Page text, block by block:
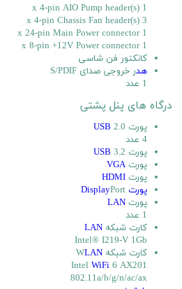
1 x 4-pin AIO Pump header(s)
3 x 4-pin Chassis Fan header(s)
1 x 24-pin Main Power connector
1 x 8-pin +12V Power connector
کانکتور فن شاسی
هدر خروجی صدای S/PDIF
1 عدد
درگاه های پنل پشتی
پورت USB 2.0
4 عدد
پورت
USB 3.2
پورتVGA
پورت HDMI
پورت Display Port
پورت LAN
1 عدد
کارت شبکه LAN
Intel® I219-V 1Gb
کارت شبکه W LAN
Intel WiFi 6 AX201
802.11a/b/g/n/ac/ax